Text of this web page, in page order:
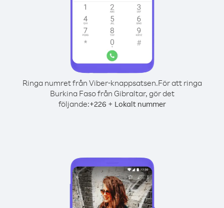
Ringa numret från Viber-knappsatsen.För att ringa
Burkina Faso från Gibraltar, gör det
följande:+226 + Lokalt nummer